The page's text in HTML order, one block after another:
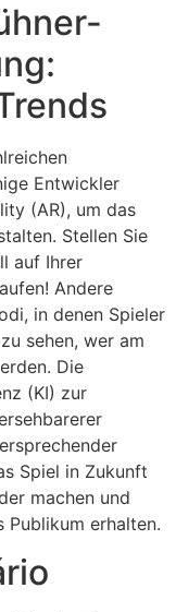
Entwickler
(AR), um das
Stellen Sie
auf Ihrer
Andere
in denen Spieler
sehen, wer am
Die
(KI) zur
Spiel in Zukunft
machen und
Publikum erhalten.